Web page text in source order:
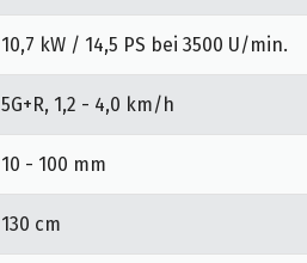
10,7 kW / 14,5 PS bei 3500 U/min.
5G+R, 1,2 - 4,0 km/h
10 - 100 mm
130 cm